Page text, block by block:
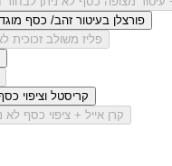
פורצלן בעיטור זהב/ כסף
פליז משולב זכוכית
קריסטל וציפוי
קרן אייל + ציפוי כסף לא